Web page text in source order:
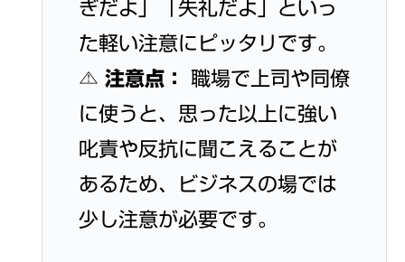
ぎだよ」「失礼だよ」といっ
た軽い注意にピッタリです。
⚠️ 注意点：
職場で上司や同僚
に使うと、思った以上に強い
叱責や反抗に聞こえることが
あるため、ビジネスの場では
少し注意が必要です。